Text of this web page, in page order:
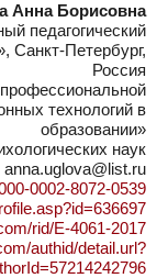
Анна Борисовна
педагогический
Санкт-Петербург,
Россия
технологий в
образовании»
наук
anna.uglova@list.ru
0002-8072-0539
rid/E-4061-2017
authid/detail.url?